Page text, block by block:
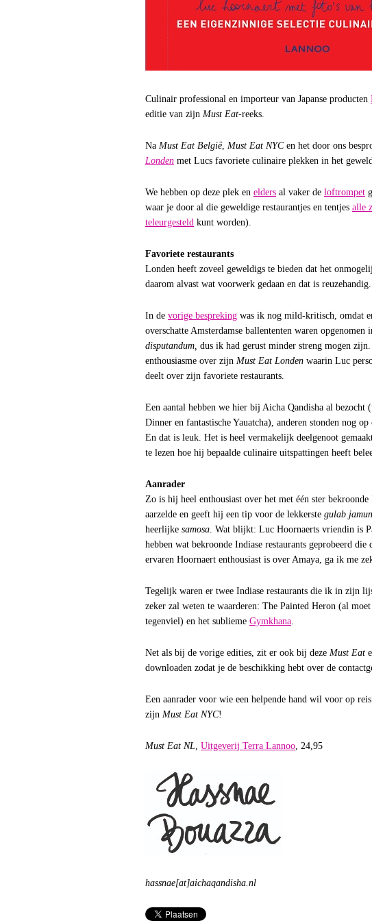
Culinair professional en importeur van Japanse producten
editie van zijn Must Eat-reeks.
Na Must Eat België, Must Eat NYCen het door ons
Londen met Lucs favoriete culinaire plekken in het
We hebben op deze plek en elders al vaker de loftrompet
waar je door al die geweldige restaurantjes en tentjes alle
teleurgesteld kunt worden).
Favoriete restaurants
Londen heeft zoveel geweldigs te bieden dat het
daarom alvast wat voorwerk gedaan en dat is reuzehandig.
In de vorige bespreking was ik nog mild-kritisch, omdat
overschatte Amsterdamse ballententen waren opgenomen
disputandum, dus ik had gerust minder streng mogen
enthousiasme over zijn Must Eat Londen waarin Luc
deelt over zijn favoriete restaurants.
Een aantal hebben we hier bij Aicha Qandisha al bezocht
Dinner en fantastische Yauatcha), anderen stonden nog
En dat is leuk. Het is heel vermakelijk deelgenoot
te lezen hoe hij bepaalde culinaire uitspattingen heeft
Aanrader
Zo is hij heel enthousiast over het met één ster
aarzelde en geeft hij een tip voor de lekkerste gulab jamun
heerlijke samosa. Wat blijkt: Luc Hoornaerts vriendin is
hebben wat bekroonde Indiase restaurants geprobeerd
ervaren Hoornaert enthousiast is over Amaya, ga ik me
Tegelijk waren er twee Indiase restaurants die ik in zijn
zeker zal weten te waarderen: The Painted Heron (al
tegenviel) en het sublieme Gymkhana.
Net als bij de vorige edities, zit er ook bij deze Must Eat
downloaden zodat je de beschikking hebt over de
Een aanrader voor wie een helpende hand wil voor op
zijn Must Eat NYC!
Must Eat NL, Uitgeverij Terra Lannoo, 24,95
hassnae[at]aichaqandisha.nl